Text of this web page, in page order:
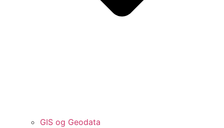
GIS og Geodata